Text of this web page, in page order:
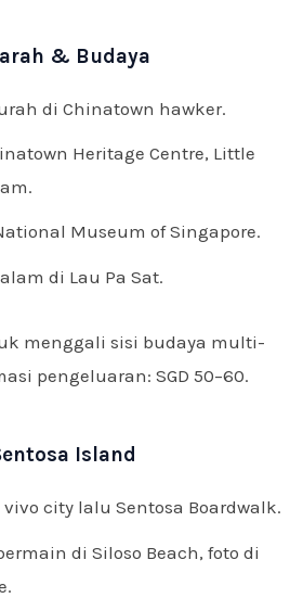
& Budaya
di Chinatown hawker.
Heritage Centre, Little
Museum of Singapore.
di Lau Pa Sat.
menggali sisi budaya multi-
pengeluaran: SGD 50–60.
Island
vivo city lalu Sentosa Boardwalk.
di Siloso Beach, foto di